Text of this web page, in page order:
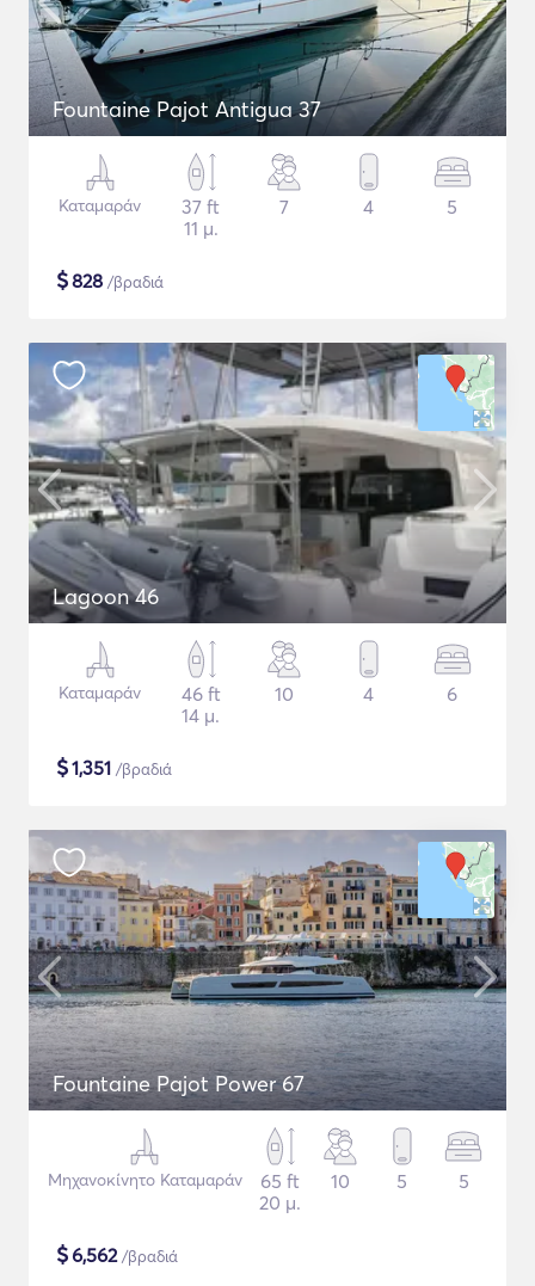
Fountaine Pajot Antigua 37
Καταμαράν
37 ft
11 μ.
7 4 5
$828 /βραδιά
Lagoon 46
Καταμαράν
46 ft
14 μ.
10 4 6
$1,351 /βραδιά
Fountaine Pajot Power 67
Μηχανοκίνητο Καταμαράν
65 ft
20 μ.
10 5 5
$6,562/βραδιά